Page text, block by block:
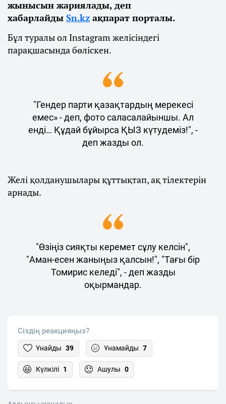
жынысын жариялады, деп
хабарлайды Sn.kz ақпарат порталы.
Бұл туралы ол Instagram желісіндегі
парақшасында бөліскен.
"Гендер парти қазақтардың мерекесі
емес» - деп, фото саласалайыншы. Ал
енді… Құдай бұйырса ҚЫЗ күтудеміз!", -
деп жазды ол.
Желі қолданушылары құттықтап, ақ тілектерін
арнады.
"Өзіңіз сияқты керемет сұлу келсін",
"Аман-есен жаныңыз қалсын!", "Тағы бір
Томирис келеді", - деп жазды
оқырмандар.
Сіздің реакцияңыз?
Ұнайды 39 Ұнамайды 7
Күлкілі 1 Ашулы 0